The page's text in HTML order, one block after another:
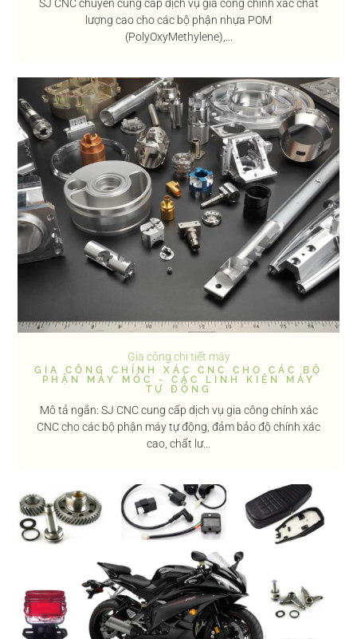
SJ CNC chuyên cung cấp dịch vụ gia công chính xác chất
lượng cao cho các bộ phận nhựa POM
(PolyOxyMethylene),...
Gia công chi tiết máy
GIA CÔNG CHÍNH XÁC CNC CHO CÁC BỘ
PHẬN MÁY MÓC - CÁC LINH KIỆN MÁY
TỰ ĐỘNG
Mô tả ngắn: SJ CNC cung cấp dịch vụ gia công chính xác
CNC cho các bộ phận máy tự động, đảm bảo độ chính xác
cao, chất lư...